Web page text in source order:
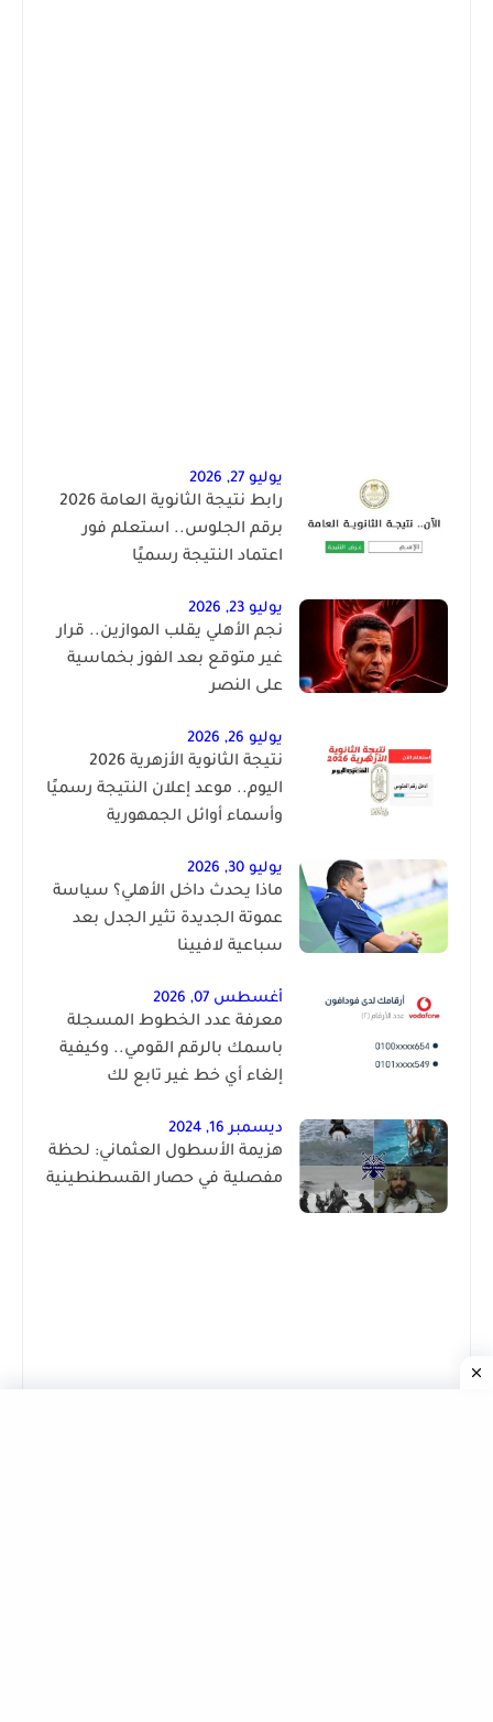
يوليو 27, 2026
رابط نتيجة الثانوية العامة 2026
برقم الجلوس.. استعلم فور
اعتماد النتيجة رسميًا
يوليو 23, 2026
نجم الأهلي يقلب الموازين.. قرار
غير متوقع بعد الفوز بخماسية
على النصر
يوليو 26, 2026
نتيجة الثانوية الأزهرية 2026
اليوم.. موعد إعلان النتيجة رسميًا
وأسماء أوائل الجمهورية
يوليو 30, 2026
ماذا يحدث داخل الأهلي؟ سياسة
عموتة الجديدة تثير الجدل بعد
سباعية لافيينا
أغسطس 07, 2026
معرفة عدد الخطوط المسجلة
باسمك بالرقم القومي.. وكيفية
إلغاء أي خط غير تابع لك
ديسمبر 16, 2024
هزيمة الأسطول العثماني: لحظة
مفصلية في حصار القسطنطينية